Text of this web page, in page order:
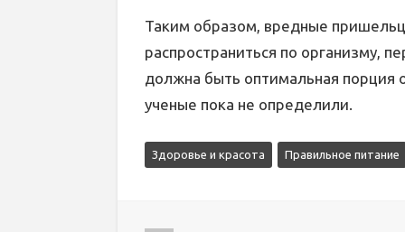
Таким образом, вредные
распространиться по организму,
должна быть оптимальная
ученые пока не определили.
Здоровье и красота Правильное питание